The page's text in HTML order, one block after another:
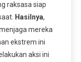
raksasa siap
Hasilnya,
mereka
ekstrem ini
aksi ini